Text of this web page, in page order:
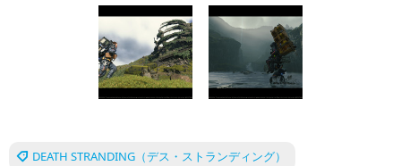
DEATH STRANDING（デス・ストランディング）